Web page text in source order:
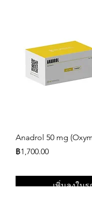
Anadrol 50 mg
ราคา
฿1,700.00
เพิ่มลงในร